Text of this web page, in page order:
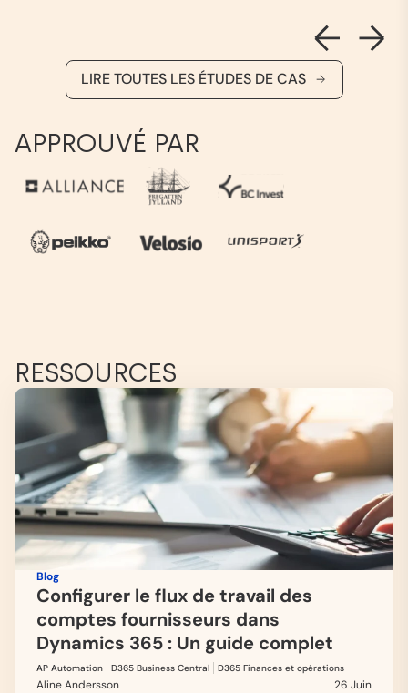
LIRE TOUTES LES ÉTUDES DE CAS
APPROUVÉ PAR
RESSOURCES
Blog
Configurer le flux de travail des
comptes fournisseurs dans
Dynamics 365 : Un guide complet
AP Automation D365 Business Central D365 Finances et opérations
Aline Andersson 26 Juin